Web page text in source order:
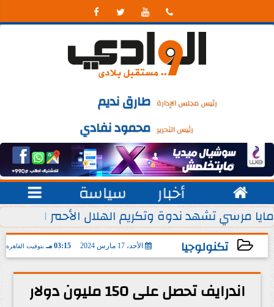
   
رئيس مجلس الإدارة طارق نديم
رئيس التحرير محمود نفادي
 أخبار سياسة 
يوليو من كل عام
مايا مرسي تشهد ندوة وتكريم الهلال الأحمر
تكنولوجيا الأحد، 17 مارس 2024 03:15 مـ بتوقيت القاهرة
2024-03-17 15:15:03
اندرايف تحصل على 150 مليون دولار